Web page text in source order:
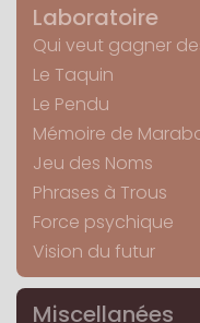
Laboratoire
Qui veut gagner
Le Taquin
Le Pendu
Mémoire de
Jeu des Noms
Phrases à Trous
Force psychique
Vision du futur
Miscellanées